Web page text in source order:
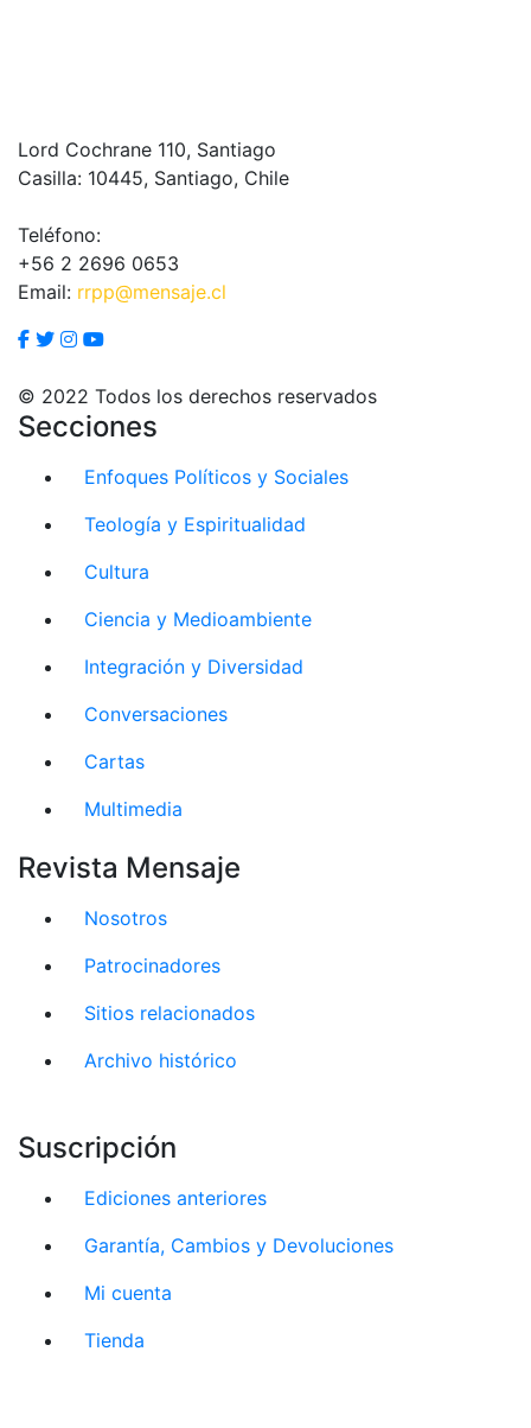
Lord Cochrane 110, Santiago
Casilla: 10445, Santiago, Chile
Teléfono:
+56 2 2696 0653
Email: rrpp@mensaje.cl
© 2022 Todos los derechos reservados
Secciones
Enfoques Políticos y Sociales
Teología y Espiritualidad
Cultura
Ciencia y Medioambiente
Integración y Diversidad
Conversaciones
Cartas
Multimedia
Revista Mensaje
Nosotros
Patrocinadores
Sitios relacionados
Archivo histórico
Suscripción
Ediciones anteriores
Garantía, Cambios y Devoluciones
Mi cuenta
Tienda